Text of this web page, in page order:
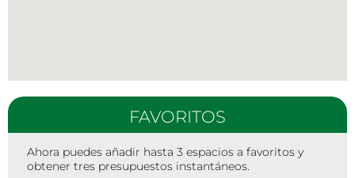
FAVORITOS
Ahora puedes añadir hasta 3 espacios a favoritos y
obtener tres presupuestos instantáneos.